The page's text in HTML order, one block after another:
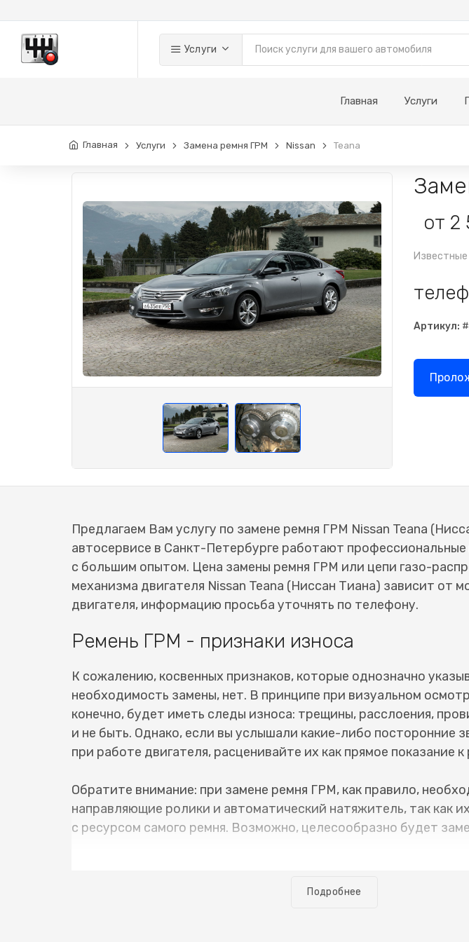
Услуги
Главная Услуги
Главная Услуги Замена ремня ГРМ Nissan Teana
от 2
Известные
Артикул:
Предлагаем Вам услугу по замене ремня ГРМ Nissan Teana
автосервисе в Санкт-Петербурге работают
с большим опытом. Цена замены ремня ГРМ или цепи газо-
механизма двигателя Nissan Teana (Ниссан Тиана) зависит от
двигателя, информацию просьба уточнять по телефону.
Ремень ГРМ - признаки износа
К сожалению, косвенных признаков, которые однозначно
необходимость замены, нет. В принципе при визуальном
конечно, будет иметь следы износа: трещины, расслоения,
и не быть. Однако, если вы услышали какие-либо посторонние
при работе двигателя, расценивайте их как прямое показание к
Обратите внимание: при замене ремня ГРМ, как правило,
направляющие ролики и автоматический натяжитель, так как
с ресурсом самого ремня. Возможно, целесообразно будет
ГРМ Nissan Teana (Ниссан Тиана) не занимает много времени.
Подробнее